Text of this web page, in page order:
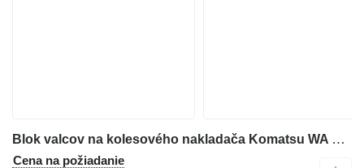
Blok valcov na kolesového nakladača Komatsu WA 600-1
Cena na požiadanie